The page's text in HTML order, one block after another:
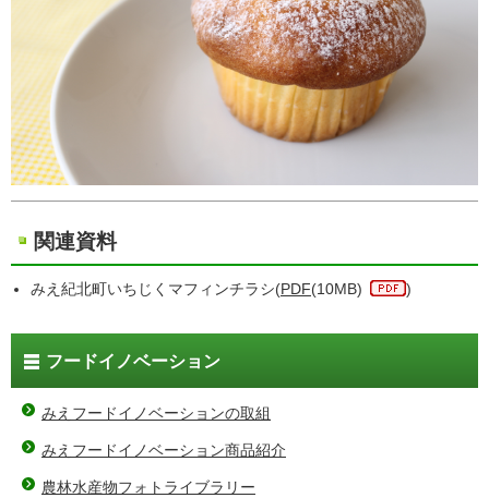
関連資料
みえ紀北町いちじくマフィンチラシ(PDF(10MB) )
フードイノベーション
みえフードイノベーションの取組
みえフードイノベーション商品紹介
農林水産物フォトライブラリー